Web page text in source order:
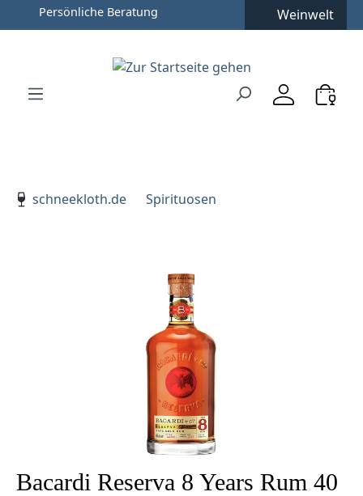
Zum Hauptinhalt springen
Zur Hauptnavigation springen
Persönliche Beratung Weinwelt
schneekloth.de
Spirituosen
Bildergalerie überspringen
Bacardi Reserva 8 Years Rum 40